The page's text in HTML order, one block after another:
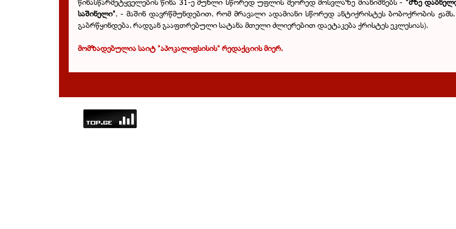
საშინელი", - მაშინ დავრწმუნდებით, რომ მრავალი ადამიანი სწორედ ანტიქრისტეს ბობოქრობის
გაბრწყინდება, რადგან გააფთრებული სატანა მთელი ძლიერებით დაეტაკება ქრისტეს ეკლესიას).
მომზადებულია საიტ "აპოკალიფსისის" რედაქციის მიერ.